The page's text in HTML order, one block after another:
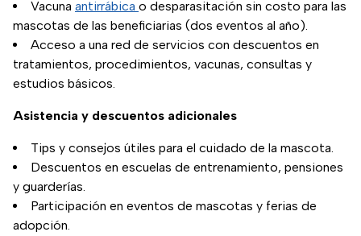
Vacuna antirrábica o desparasitación sin costo para las
mascotas de las beneficiarias (dos eventos al año).
Acceso a una red de servicios con descuentos en
tratamientos, procedimientos, vacunas, consultas y
estudios básicos.
Asistencia y descuentos adicionales
Tips y consejos útiles para el cuidado de la mascota.
Descuentos en escuelas de entrenamiento, pensiones
y guarderías.
Participación en eventos de mascotas y ferias de
adopción.